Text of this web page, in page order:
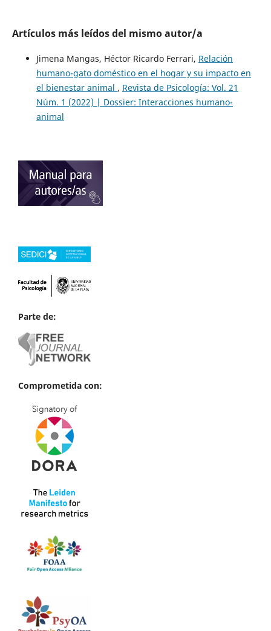
Artículos más leídos del mismo autor/a
Jimena Mangas, Héctor Ricardo Ferrari, Relación
humano-gato doméstico en el hogar y su impacto en
el bienestar animal , Revista de Psicología: Vol. 21
Núm. 1 (2022) | Dossier: Interacciones humano-
animal
Parte de:
Comprometida con: